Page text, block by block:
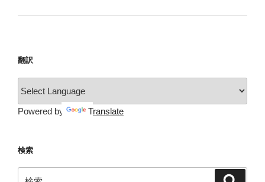
翻訳
Powered by Translate
検索